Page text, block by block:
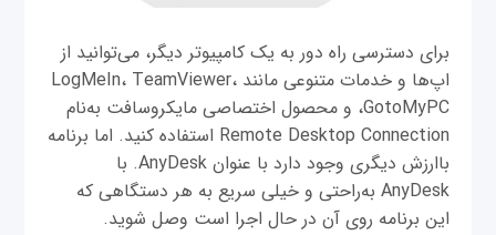
برای دسترسی راه دور به یک کامپیوتر دیگر، می‌توانید از
اپ‌ها و خدمات متنوعی مانند LogMeIn، TeamViewer،
GotoMyPC، و محصول اختصاصی مایکروسافت به‌نام
Remote Desktop Connection استفاده کنید. اما برنامه
باارزش دیگری وجود دارد با عنوان AnyDesk. با
AnyDesk به‌راحتی و خیلی سریع به هر دستگاهی که
این برنامه روی آن در حال اجرا است وصل شوید.